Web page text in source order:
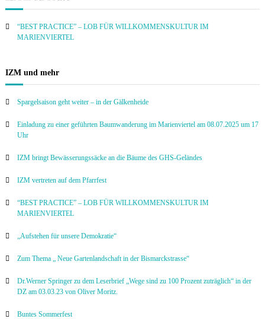
“BEST PRACTICE” – LOB FÜR WILLKOMMENSKULTUR IM
MARIENVIERTEL
IZM und mehr
Spargelsaison geht weiter – in der Gälkenheide
Einladung zu einer geführten Baumwanderung im Marienviertel am 08.07.2025 um 17
Uhr
IZM bringt Bewässerungssäcke an die Bäume des GHS-Geländes
IZM vertreten auf dem Pfarrfest
“BEST PRACTICE” – LOB FÜR WILLKOMMENSKULTUR IM
MARIENVIERTEL
„Aufstehen für unsere Demokratie“
Zum Thema „ Neue Gartenlandschaft in der Bismarckstrasse“
Dr.Werner Springer zu dem Leserbrief „Wege sind zu 100 Prozent zuträglich“ in der
DZ am 03.03.23 von Oliver Moritz.
Buntes Sommerfest